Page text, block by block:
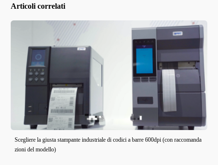
Articoli correlati
Scegliere la giusta stampante industriale di codici a barre 600dpi (con raccomanda
zioni del modello)